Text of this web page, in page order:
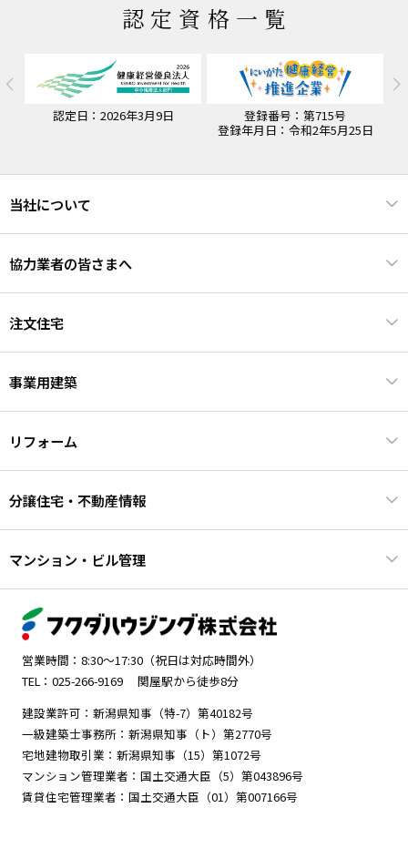
認定資格一覧
登録番号：第715号
認定期間：令和7年4月1日~令和
10年3月31日
当社について
協力業者の皆さまへ
注文住宅
事業用建築
リフォーム
分譲住宅・不動産情報
マンション・ビル管理
営業時間：8:30～17:30（祝日は対応時間外）
TEL：025-266-9169
関屋駅から徒歩8分
建設業許可：新潟県知事（特-7）第40182号
一級建築士事務所：新潟県知事（ト）第2770号
宅地建物取引業：新潟県知事（15）第1072号
マンション管理業者：国土交通大臣（5）第043896号
賃貸住宅管理業者：国土交通大臣（01）第007166号